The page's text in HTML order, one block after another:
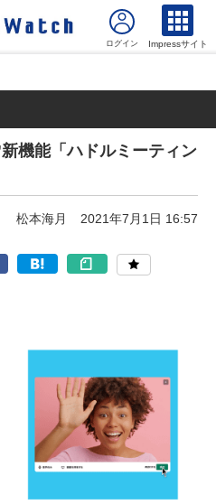
Impressサイト
機能「ハドルミーティン
松本海月 2021年7月1日 16:57